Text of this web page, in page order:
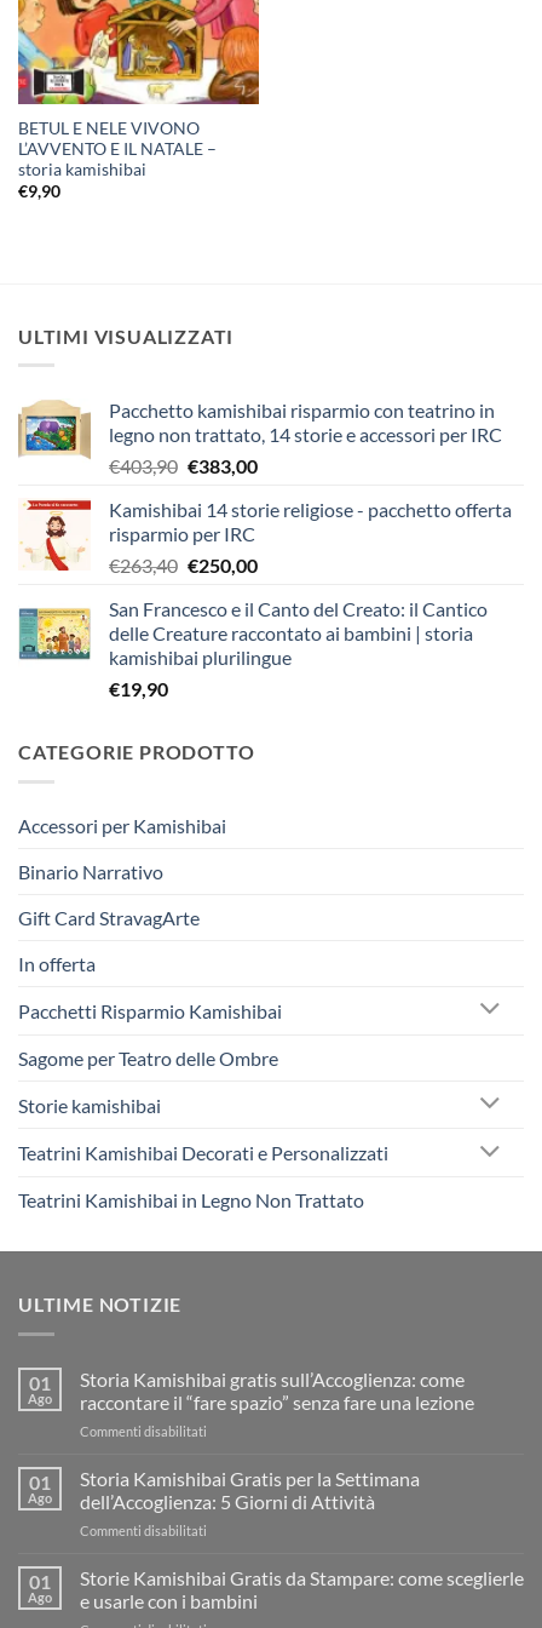
BETUL E NELE VIVONO
L’AVVENTO E IL NATALE –
storia kamishibai
€9,90
ULTIMI VISUALIZZATI
Pacchetto kamishibai risparmio con teatrino in
legno non trattato, 14 storie e accessori per IRC
€403,90 Il
originale
era:
€403,90.
€383,00Il
attuale
€383,00.
Kamishibai 14 storie religiose - pacchetto offerta
risparmio per IRC
€263,40 Il
originale
era:
€263,40.
€250,00Il
attuale
è:
€250,00.
San Francesco e il Canto del Creato: il Cantico
delle Creature raccontato ai bambini | storia
kamishibai plurilingue
€19,90
CATEGORIE PRODOTTO
Accessori per Kamishibai
Binario Narrativo
Gift Card StravagArte
In offerta
Pacchetti Risparmio Kamishibai
Sagome per Teatro delle Ombre
Storie kamishibai
Teatrini Kamishibai Decorati e Personalizzati
Teatrini Kamishibai in Legno Non Trattato
ULTIME NOTIZIE
01
Ago
Storia Kamishibai gratis sull’Accoglienza: come
raccontare il “fare spazio” senza fare una lezione
Commenti disabilitati
Kamishibai
gratis
sull’Accoglienza:
il
“fare
01
Ago
Storia Kamishibai Gratis per la Settimana
dell’Accoglienza: 5 Giorni di Attività
Commenti disabilitati
Kamishibai
Gratis
per
01
Ago
Storie Kamishibai Gratis da Stampare: come sceglierle
e usarle con i bambini